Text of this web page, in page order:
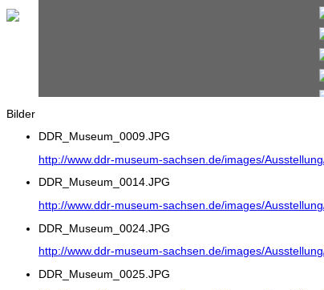
Bilder
DDR_Museum_0009.JPG
http://www.ddr-museum-sachsen.de/images/
DDR_Museum_0014.JPG
http://www.ddr-museum-sachsen.de/images/
DDR_Museum_0024.JPG
http://www.ddr-museum-sachsen.de/images/
DDR_Museum_0025.JPG